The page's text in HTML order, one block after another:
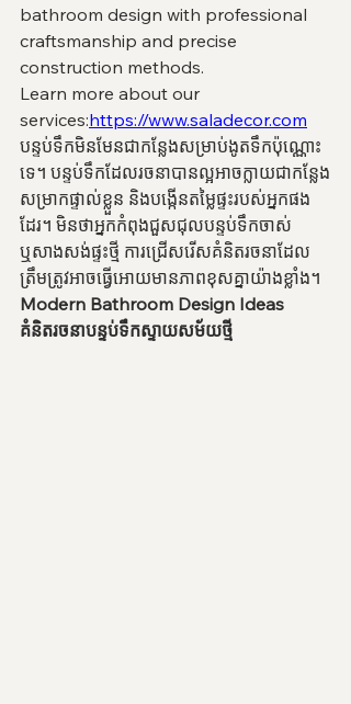
bathroom design with professional
craftsmanship and precise
construction methods.
Learn more about our
services:https://www.saladecor.com
បន្ទប់ទឹកមិនមែនជាកន្លែងសម្រាប់ងូតទឹកប៉ុណ្ណោះ
ទេ។ បន្ទប់ទឹកដែលរចនាបានល្អអាចក្លាយជាកន្លែង
សម្រាកផ្ទាល់ខ្លួន និងបង្កើនតម្លៃផ្ទះរបស់អ្នកផង
ដែរ។ មិនថាអ្នកកំពុងជួសជុលបន្ទប់ទឹកចាស់
ឬសាងសង់ផ្ទះថ្មី ការជ្រើសរើសគំនិតរចនាដែល
ត្រឹមត្រូវអាចធ្វើអោយមានភាពខុសគ្នាយ៉ាងខ្លាំង។
Modern Bathroom Design Ideas
គំនិតរចនាបន្ទប់ទឹកស្ទាយសម័យថ្មី